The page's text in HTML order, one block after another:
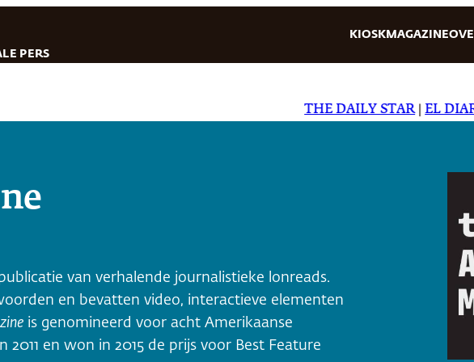
PERS
KIOSK MAGAZINE
THE DAILY STAR|EL DIARIO
van verhalende journalistieke lonreads.
en bevatten video, interactieve elementen
is genomineerd voor acht Amerikaanse
en won in 2015 de prijs voor Best Feature